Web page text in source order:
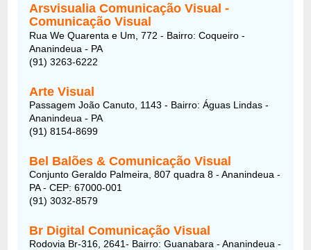
Arsvisualia Comunicação Visual -
Comunicação Visual
Rua We Quarenta e Um, 772 - Bairro: Coqueiro -
Ananindeua - PA
(91) 3263-6222
Arte Visual
Passagem João Canuto, 1143 - Bairro: Águas Lindas -
Ananindeua - PA
(91) 8154-8699
Bel Balões & Comunicação Visual
Conjunto Geraldo Palmeira, 807 quadra 8 - Ananindeua -
PA - CEP: 67000-001
(91) 3032-8579
Br Digital Comunicação Visual
Rodovia Br-316, 2641- Bairro: Guanabara - Ananindeua -